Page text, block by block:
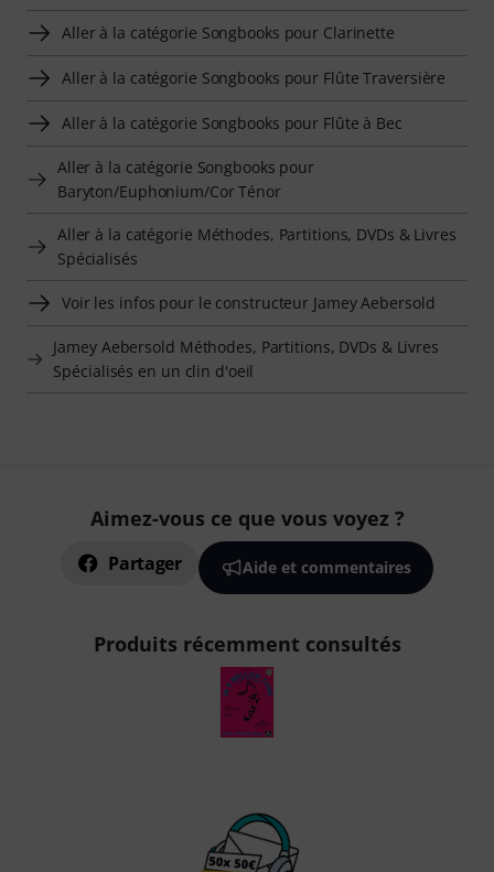
Aller à la catégorie Songbooks pour Clarinette
Aller à la catégorie Songbooks pour Flûte Traversière
Aller à la catégorie Songbooks pour Flûte à Bec
Aller à la catégorie Songbooks pour
Baryton/Euphonium/Cor Ténor
Aller à la catégorie Méthodes, Partitions, DVDs & Livres
Spécialisés
Voir les infos pour le constructeur Jamey Aebersold
Jamey Aebersold Méthodes, Partitions, DVDs & Livres
Spécialisés en un clin d'oeil
Aimez-vous ce que vous voyez ?
Partager Aide et commentaires
Produits récemment consultés